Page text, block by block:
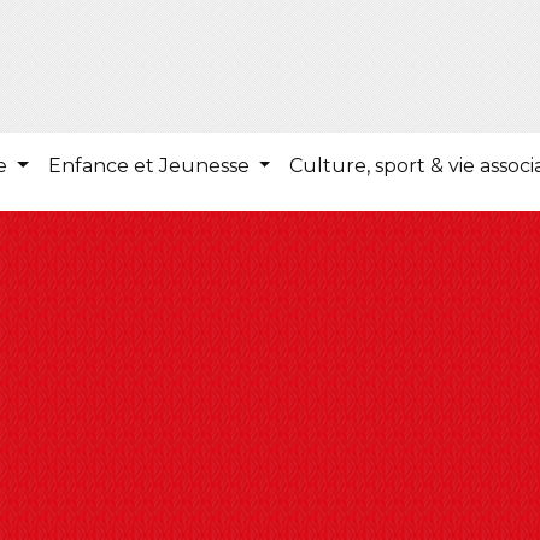
Enfance et Jeunesse Culture, sport & vie